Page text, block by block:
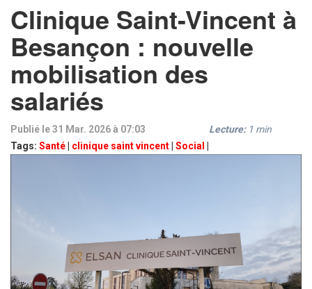
Clinique Saint-Vincent à
Besançon : nouvelle
mobilisation des
salariés
Publié le 31 Mar. 2026 à 07:03
Tags: Santé clinique saint vincent Social
Lecture: 1 min